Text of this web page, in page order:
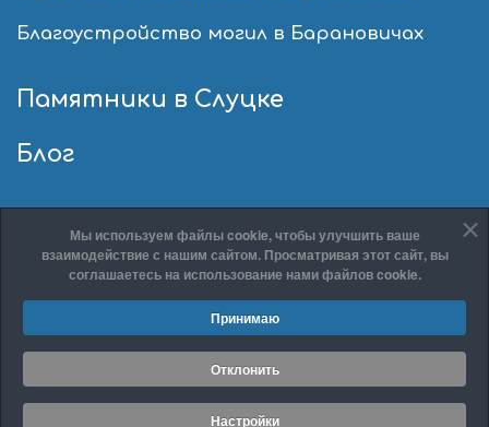
Мы используем файлы cookie, чтобы улучшить ваше
взаимодействие с нашим сайтом. Просматривая этот сайт, вы
соглашаетесь на использование нами файлов cookie.
Принимаю
Отклонить
Настройки
Благоустройство могил в Барановичах
Памятники в Слуцке
Блог
© 2026 ООО «КонТар»
Политика конфиденциальности
Разработка сайта:site-support.by